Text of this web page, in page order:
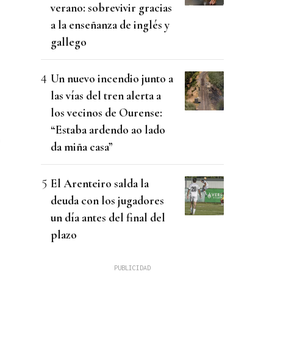
verano: sobrevivir gracias
a la enseñanza de inglés y
gallego
Un nuevo incendio junto a
las vías del tren alerta a
los vecinos de Ourense:
“Estaba ardendo ao lado
da miña casa”
El Arenteiro salda la
deuda con los jugadores
un día antes del final del
plazo